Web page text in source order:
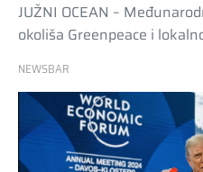
JUŽNI OCEAN –
okoliša Greenpeace i
NEWSBAR